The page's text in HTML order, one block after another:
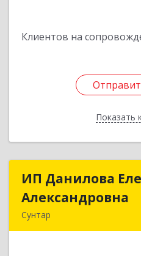
Клиентов на
Показать
ИП Данилова
Александровна
Сунтар
ИП